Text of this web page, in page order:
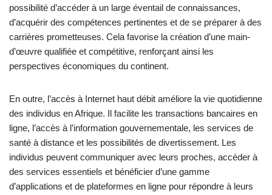
possibilité d’accéder à un large éventail de connaissances,
d’acquérir des compétences pertinentes et de se préparer à des
carrières prometteuses. Cela favorise la création d’une main-
d’œuvre qualifiée et compétitive, renforçant ainsi les
perspectives économiques du continent.
En outre, l’accès à Internet haut débit améliore la vie quotidienne
des individus en Afrique. Il facilite les transactions bancaires en
ligne, l’accès à l’information gouvernementale, les services de
santé à distance et les possibilités de divertissement. Les
individus peuvent communiquer avec leurs proches, accéder à
des services essentiels et bénéficier d’une gamme
d’applications et de plateformes en ligne pour répondre à leurs